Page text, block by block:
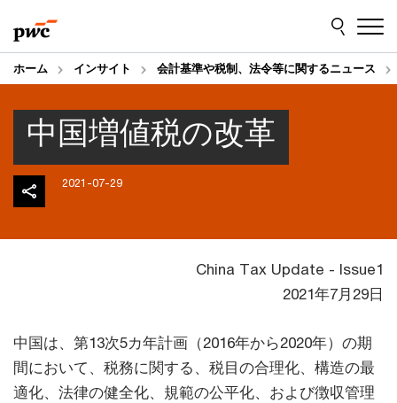
to
content
to
footer
ホーム インサイト 会計基準や税制、法令等に関するニュース
中国増値税の改革
2021-07-29
China Tax Update - Issue1
2021年7月29日
中国は、第13次5カ年計画（2016年から2020年）の期
間において、税務に関する、税目の合理化、構造の最
適化、法律の健全化、規範の公平化、および徴収管理